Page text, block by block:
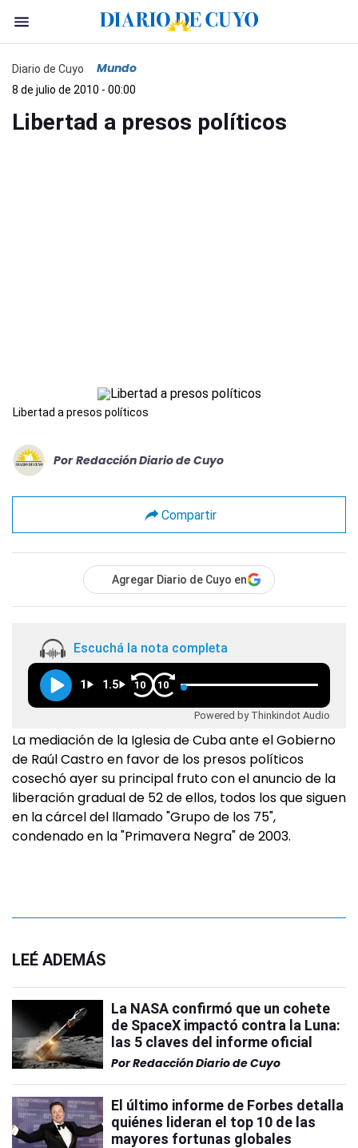
Diario de Cuyo Mundo
8 de julio de 2010 - 00:00
Libertad a presos políticos
Libertad a presos políticos
Por Redacción Diario de Cuyo
Compartir
Agregar Diario de Cuyo en
Escuchá la nota completa
1 1.5 10 10
Powered by Thinkindot Audio
La mediación de la Iglesia de Cuba ante el Gobierno
de Raúl Castro en favor de los presos políticos
cosechó ayer su principal fruto con el anuncio de la
liberación gradual de 52 de ellos, todos los que siguen
en la cárcel del llamado "Grupo de los 75",
condenado en la "Primavera Negra" de 2003.
LEÉ ADEMÁS
La NASA confirmó que un cohete
de SpaceX impactó contra la Luna:
las 5 claves del informe oficial
PorRedacción Diario de Cuyo
El último informe de Forbes detalla
quiénes lideran el top 10 de las
mayores fortunas globales